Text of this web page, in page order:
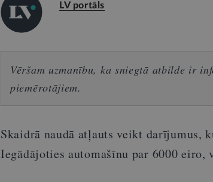
LV portāls
Vēršam uzmanību, ka sniegtā atbilde ir
piemērotājiem.
Skaidrā naudā atļauts veikt darījumus,
Iegādājoties automašīnu par 6000 eiro,